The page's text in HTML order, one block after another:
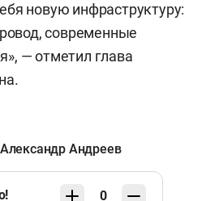
новую инфраструктуру:
современные
— отметил глава
Александр Андреев
0